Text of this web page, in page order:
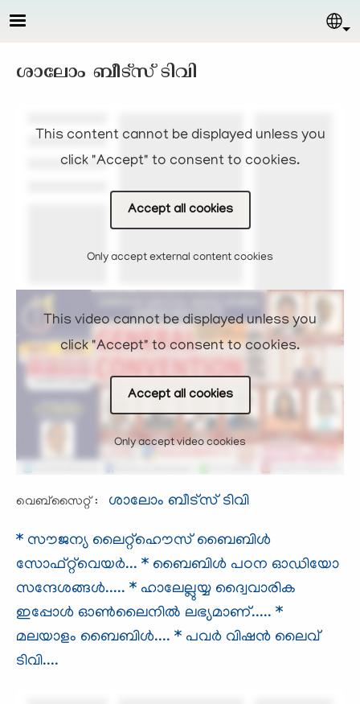
Skip to main content
ശാലോം ബീട്സ് ടിവി
This content cannot be displayed unless you
click "Accept" to consent to cookies.
Accept all cookies
Only accept external content cookies
This video cannot be displayed unless you
click "Accept" to consent to cookies.
Accept all cookies
Only accept video cookies
വെബ്സൈറ്റ് : ശാലോം ബീട്സ് ടിവി​
* സൗജന്യ ലൈറ്റ്ഹൌസ് ബൈബിള്‍
സോഫ്റ്റ്‌വെയര്‍... * ബൈബിള്‍ പഠന ഓഡിയോ
സന്ദേശങ്ങള്‍..... * ഹാലേല്ലുയ്യ ദ്വൈവാരിക
ഇപ്പോള്‍ ഓണ്‍ലൈനില്‍ ലഭ്യമാണ്..... *
മലയാളം ബൈബിള്‍.... * പവര്‍ വിഷന്‍ ലൈവ്
ടിവി....